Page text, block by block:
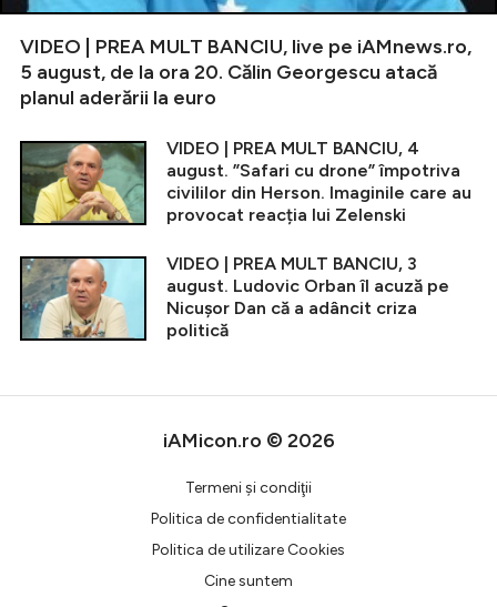
VIDEO | PREA MULT BANCIU, live pe iAMnews.ro,
5 august, de la ora 20. Călin Georgescu atacă
planul aderării la euro
VIDEO | PREA MULT BANCIU, 4
august. ”Safari cu drone” împotriva
civililor din Herson. Imaginile care au
provocat reacția lui Zelenski
VIDEO | PREA MULT BANCIU, 3
august. Ludovic Orban îl acuză pe
Nicușor Dan că a adâncit criza
politică
iAMicon.ro © 2026
Termeni şi condiţii
Politica de confidentialitate
Politica de utilizare Cookies
Cine suntem